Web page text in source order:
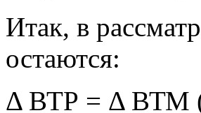
Итак, в
остаются:
Δ ВТР = Δ ВТМ